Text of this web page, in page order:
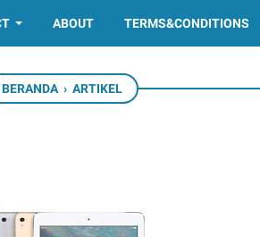
ABOUT TERMS&CONDITIONS
BERANDA › ARTIKEL